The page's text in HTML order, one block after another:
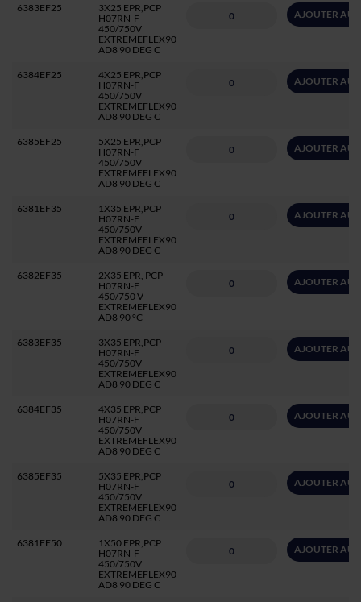
6383EF25
3X25 EPR,PCP
H07RN-F
450/750V
EXTREMEFLEX90
AD8 90 DEG C
AJOUTER AU
6384EF25
4X25 EPR,PCP
H07RN-F
450/750V
EXTREMEFLEX90
AD8 90 DEG C
AJOUTER AU
6385EF25
5X25 EPR,PCP
H07RN-F
450/750V
EXTREMEFLEX90
AD8 90 DEG C
AJOUTER AU
6381EF35
1X35 EPR,PCP
H07RN-F
450/750V
EXTREMEFLEX90
AD8 90 DEG C
AJOUTER AU
6382EF35
2X35 EPR, PCP
H07RN-F
450/750 V
EXTREMEFLEX90
AD8 90 °C
AJOUTER AU
6383EF35
3X35 EPR,PCP
H07RN-F
450/750V
EXTREMEFLEX90
AD8 90 DEG C
AJOUTER AU
6384EF35
4X35 EPR,PCP
H07RN-F
450/750V
EXTREMEFLEX90
AD8 90 DEG C
AJOUTER AU
6385EF35
5X35 EPR,PCP
H07RN-F
450/750V
EXTREMEFLEX90
AD8 90 DEG C
AJOUTER AU
6381EF50
1X50 EPR,PCP
H07RN-F
450/750V
EXTREMEFLEX90
AD8 90 DEG C
AJOUTER AU